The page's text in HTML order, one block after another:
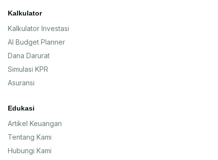
Kalkulator
Kalkulator Investasi
AI Budget Planner
Dana Darurat
Simulasi KPR
Asuransi
Edukasi
Artikel Keuangan
Tentang Kami
Hubungi Kami